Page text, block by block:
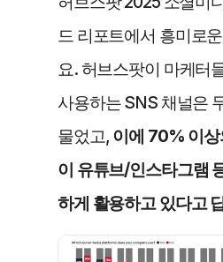
드 리포트에서 흥미로
요. 허브스팟이 마케터
사용하는 SNS 채널은
물었고, 이에 70% 이
이 유튜브/인스타그램
하게 활용하고 있다고